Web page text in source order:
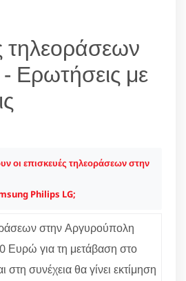
τηλεοράσεων
Ερωτήσεις με
οι επισκευές τηλεοράσεων στην
Philips LG;
στην Αργυρούπολη
Ευρώ για τη μετάβαση στο
συνέχεια θα γίνει εκτίμηση